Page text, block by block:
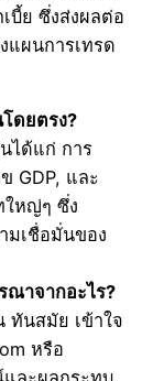
บี้ย ซึ่งส่งผลต่อ
แผนการเทรด
ดยตรง?
ได้แก่ การ
GDP, และ
ใหญ่ๆ ซึ่ง
มเชื่อมั่นของ
ณาจากอะไร?
ทันสมัย เข้าใจ
หรือ